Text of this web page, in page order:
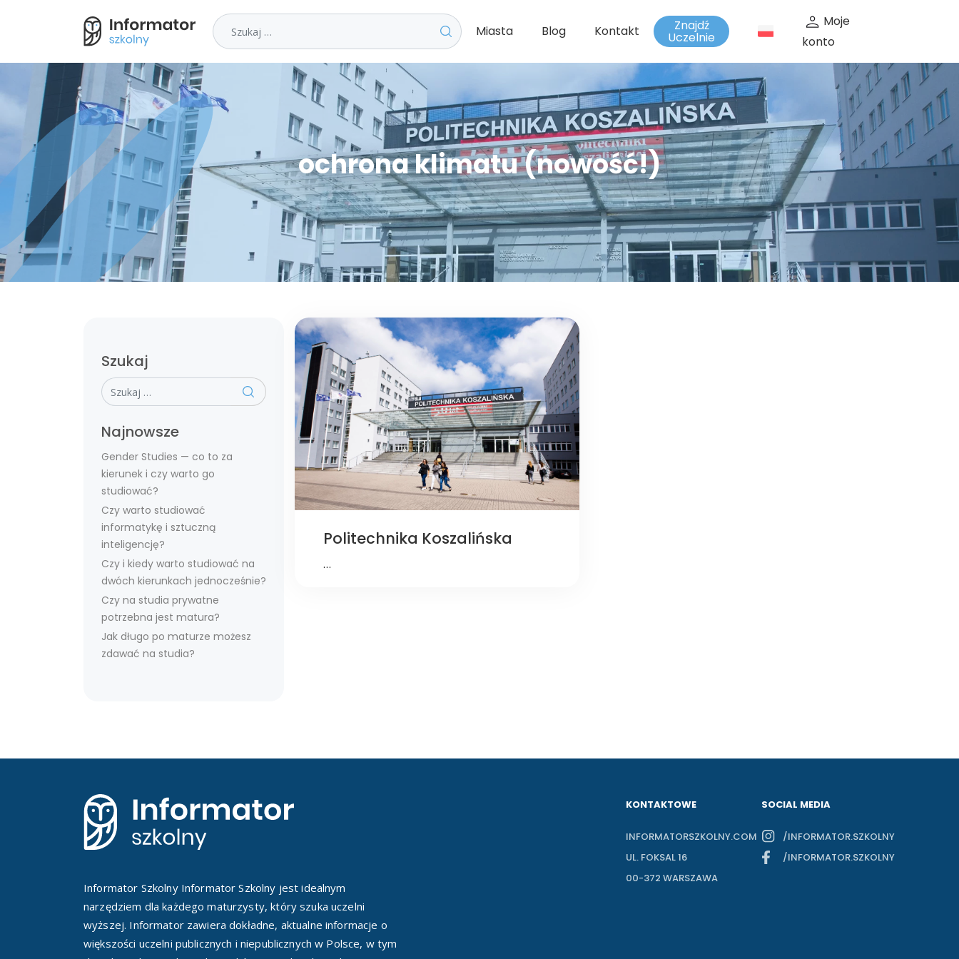
Szukaj
Miasta Blog Kontakt Znajdź
Uczelnie
Moje
konto
ochrona klimatu (nowość!)
Szukaj
Szukaj
Najnowsze
Gender Studies — co to za
kierunek i czy warto go
studiować?
Czy warto studiować
informatykę i sztuczną
inteligencję?
Czy i kiedy warto studiować na
dwóch kierunkach jednocześnie?
Czy na studia prywatne
potrzebna jest matura?
Jak długo po maturze możesz
zdawać na studia?
Politechnika Koszalińska
…
Informator Szkolny Informator Szkolny jest idealnym
narzędziem dla każdego maturzysty, który szuka uczelni
wyższej. Informator zawiera dokładne, aktualne informacje o
większości uczelni publicznych i niepublicznych w Polsce, w tym
KONTAKTOWE
INFORMATORSZKOLNY.COM
UL. FOKSAL 16
00-372 WARSZAWA
SOCIAL MEDIA
/INFORMATOR.SZKOLNY
/INFORMATOR.SZKOLNY